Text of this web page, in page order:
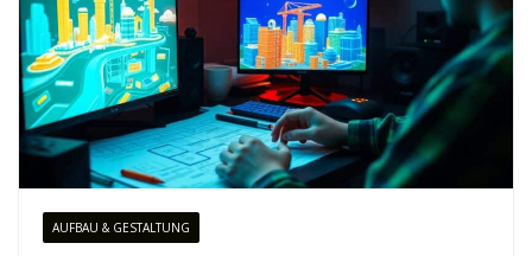
AUFBAU & GESTALTUNG